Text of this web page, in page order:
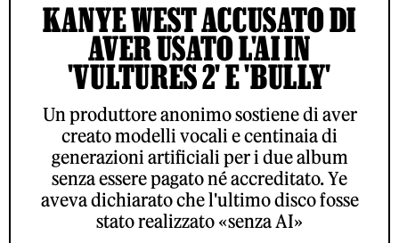
KANYE WEST ACCUSATO DI
AVER USATO L'AI IN
'VULTURES 2' E 'BULLY'
Un produttore anonimo sostiene di aver
creato modelli vocali e centinaia di
generazioni artificiali per i due album
senza essere pagato né accreditato. Ye
aveva dichiarato che l'ultimo disco fosse
stato realizzato «senza AI»